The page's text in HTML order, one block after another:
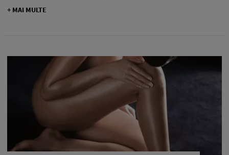
+ MAI MULTE